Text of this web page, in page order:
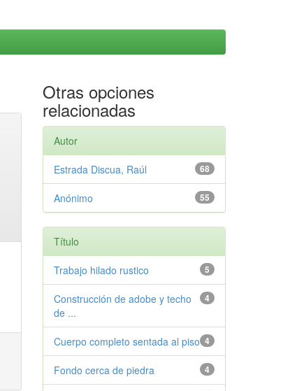
Otras opciones
relacionadas
Autor
68
Estrada Discua, Raúl
55
Anónimo
Título
5
Trabajo hilado rustico
4
Construcción de adobe y techo
de ...
4
Cuerpo completo sentada al piso
4
Fondo cerca de piedra